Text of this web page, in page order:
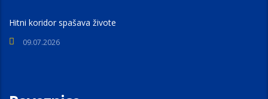
Hitni koridor spašava živote
09.07.2026